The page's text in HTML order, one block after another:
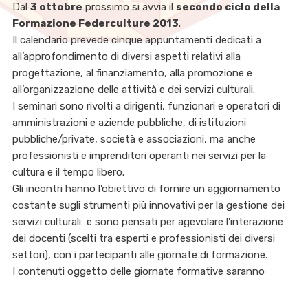
Dal 3 ottobre prossimo si avvia il secondo ciclo della
Formazione Federculture 2013.
Il calendario prevede cinque appuntamenti dedicati a
all’approfondimento di diversi aspetti relativi alla
progettazione, al finanziamento, alla promozione e
all’organizzazione delle attività e dei servizi culturali.
I seminari sono rivolti a dirigenti, funzionari e operatori di
amministrazioni e aziende pubbliche, di istituzioni
pubbliche/private, società e associazioni, ma anche
professionisti e imprenditori operanti nei servizi per la
cultura e il tempo libero.
Gli incontri hanno l’obiettivo di fornire un aggiornamento
costante sugli strumenti più innovativi per la gestione dei
servizi culturali e sono pensati per agevolare l’interazione
dei docenti (scelti tra esperti e professionisti dei diversi
settori), con i partecipanti alle giornate di formazione.
I contenuti oggetto delle giornate formative saranno